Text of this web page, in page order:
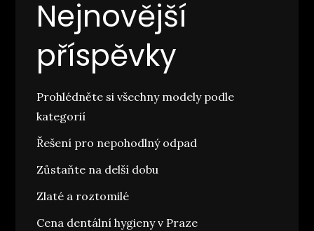
Nejnovější
příspěvky
Prohlédněte si všechny modely podle
kategorií
Řešení pro nepohodlný odpad
Zůstaňte na delší dobu
Zlaté a roztomilé
Cena dentální hygieny v Praze